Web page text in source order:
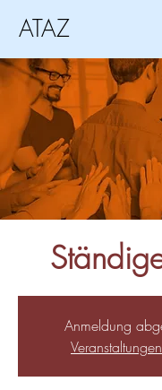
ATAZ
Anmeldung